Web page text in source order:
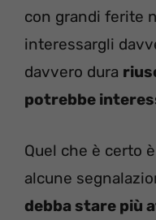
con grandi ferite
interessargli
davvero dura
potrebbe
Quel che è certo
alcune
debba stare più